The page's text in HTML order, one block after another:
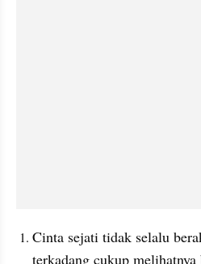
Cinta sejati tidak selalu
terkadang cukup